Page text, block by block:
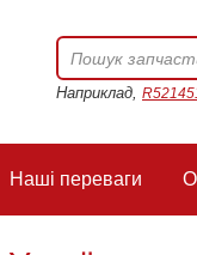
Наприклад,
Наші переваги